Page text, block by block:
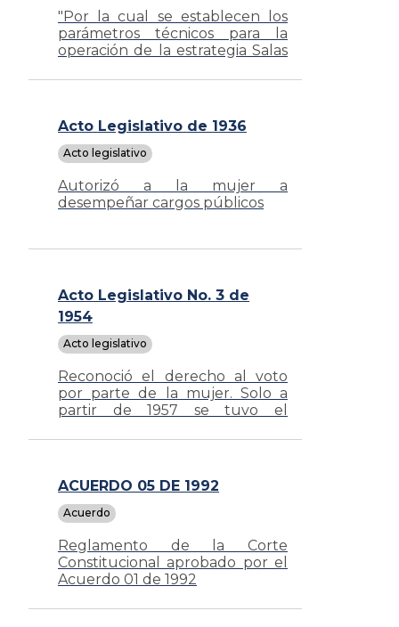
"Por la cual se establecen los
parámetros técnicos para la
operación de la estrategia Salas
del Entorno Laboral"
Acto Legislativo de 1936
Acto legislativo
Autorizó a la mujer a
desempeñar cargos públicos
Acto Legislativo No. 3 de
1954
Acto legislativo
Reconoció el derecho al voto
por parte de la mujer. Solo a
partir de 1957 se tuvo el
ACUERDO 05 DE 1992
Acuerdo
Reglamento de la Corte
Constitucional aprobado por el
Acuerdo 01 de 1992